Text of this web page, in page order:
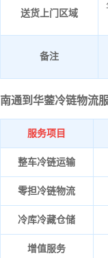
送货上门区域
备注
南通到华蓥冷链物流
服务项目
整车冷链运输
零担冷链物流
冷库冷藏仓储
增值服务